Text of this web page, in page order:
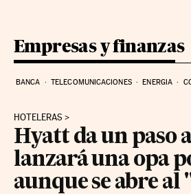
Empresas y finanzas
BANCA TELECOMUNICACIONES ENERGIA
HOTELERAS
Hyatt da un paso
lanzará una opa
aunque se abre al